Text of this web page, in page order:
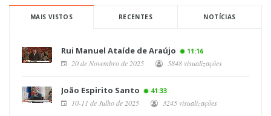
MAIS VISTOS RECENTES NOTÍCIAS
Rui Manuel Ataíde de Araújo 11:16
20 de Novembro de 2025 5848 visualizações
João Espirito Santo 41:33
10-11 de Julho de 2025 3245 visualizações